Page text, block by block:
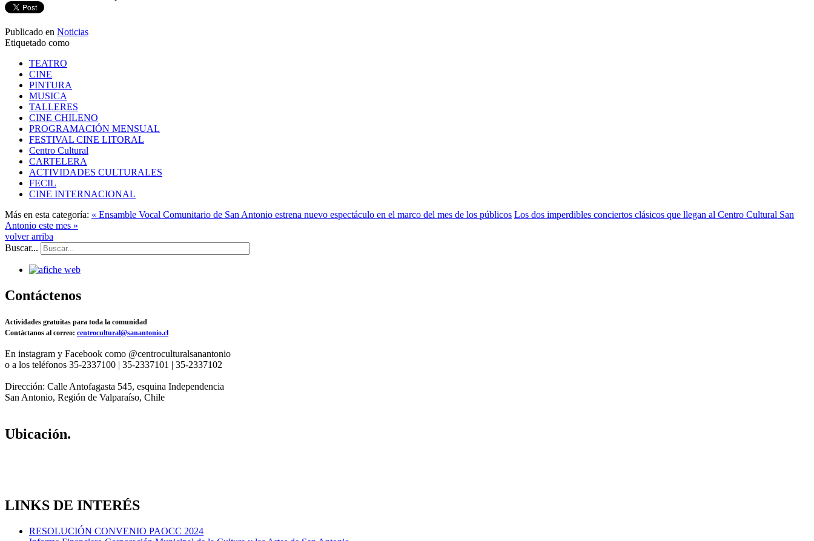
Publicado en Noticias
Etiquetado como
TEATRO
CINE
PINTURA
MUSICA
TALLERES
CINE CHILENO
PROGRAMACIÓN MENSUAL
FESTIVAL CINE LITORAL
Centro Cultural
CARTELERA
ACTIVIDADES CULTURALES
FECIL
CINE INTERNACIONAL
Más en esta categoría: « Ensamble Vocal Comunitario de San Antonio estrena nuevo espectáculo en el marco del mes de los públicos Los dos imperdibles conciertos clásicos que llegan al Centro Cultural San
Antonio este mes »
volver arriba
Buscar...
Contáctenos
Actividades gratuitas para toda la comunidad
Contáctanos al correo: centrocultural@sanantonio.cl
En instagram y Facebook como @centroculturalsanantonio
o a los teléfonos 35-2337100 | 35-2337101 | 35-2337102
Dirección: Calle Antofagasta 545, esquina Independencia
San Antonio, Región de Valparaíso, Chile
Ubicación.
LINKS DE INTERÉS
RESOLUCIÓN CONVENIO PAOCC 2024